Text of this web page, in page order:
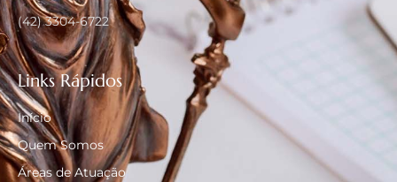
(42) 3304-6722
Links Rápidos
Início
Quem Somos
Áreas de Atuação